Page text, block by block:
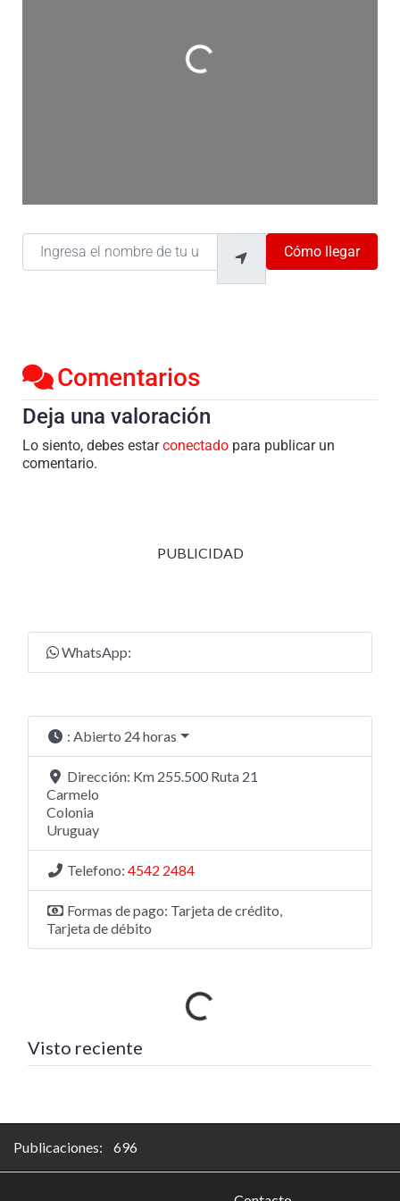
Cargando…
Ingresa el nombre de tu ubicación
Cómo llegar
Comentarios
Deja una valoración
Lo siento, debes estarconectado para publicar un
comentario.
PUBLICIDAD
WhatsApp:
: Abierto 24 horas
Dirección: Km 255.500 Ruta 21
Carmelo
Colonia
Uruguay
Telefono: 4542 2484
Formas de pago: Tarjeta de crédito,
Tarjeta de débito
Visto reciente Cargando…
Publicaciones: 696